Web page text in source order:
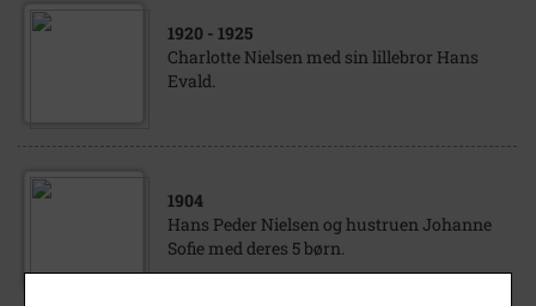
1920 - 1925
Charlotte Nielsen med sin lillebror Hans
Evald.
1904
Hans Peder Nielsen og hustruen Johanne
Sofie med deres 5 børn.